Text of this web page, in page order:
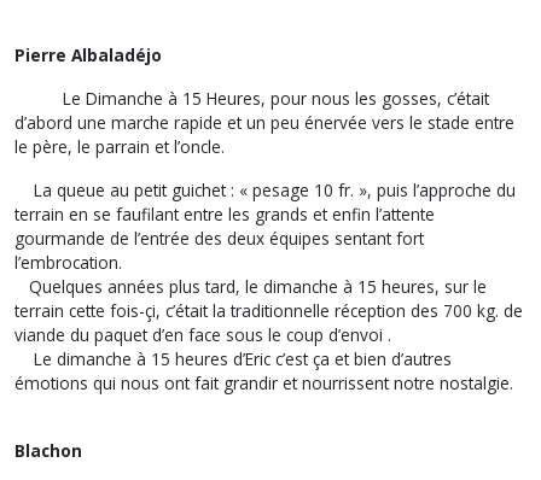
Pierre Albaladéjo
Le Dimanche à 15 Heures, pour nous les gosses, c’était
d’abord une marche rapide et un peu énervée vers le stade entre
le père, le parrain et l’oncle.
La queue au petit guichet : « pesage 10 fr. », puis l’approche du
terrain en se faufilant entre les grands et enfin l’attente
gourmande de l’entrée des deux équipes sentant fort
l’embrocation.
Quelques années plus tard, le dimanche à 15 heures, sur le
terrain cette fois-çi, c’était la traditionnelle réception des 700 kg. de
viande du paquet d’en face sous le coup d’envoi .
Le dimanche à 15 heures d’Eric c’est ça et bien d’autres
émotions qui nous ont fait grandir et nourrissent notre nostalgie.
Blachon